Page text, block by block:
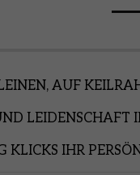
AUF
IHR